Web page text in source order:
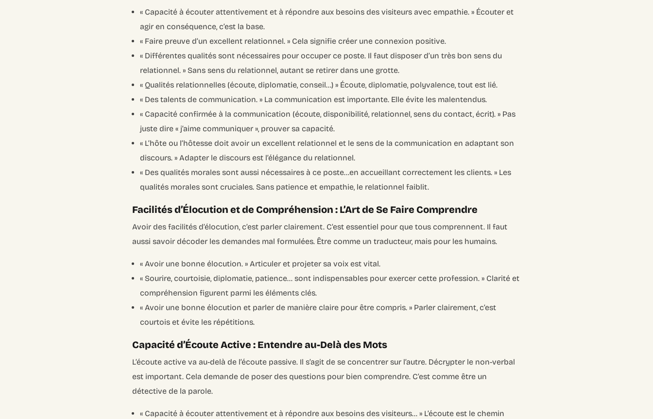
« Capacité à écouter attentivement et à répondre aux besoins des visiteurs avec empathie. » Écouter et
agir en conséquence, c’est la base.
« Faire preuve d’un excellent relationnel. » Cela signifie créer une connexion positive.
« Différentes qualités sont nécessaires pour occuper ce poste. Il faut disposer d’un très bon sens du
relationnel. » Sans sens du relationnel, autant se retirer dans une grotte.
« Qualités relationnelles (écoute, diplomatie, conseil…) » Écoute, diplomatie, polyvalence, tout est lié.
« Des talents de communication. » La communication est importante. Elle évite les malentendus.
« Capacité confirmée à la communication (écoute, disponibilité, relationnel, sens du contact, écrit). » Pas
juste dire « j’aime communiquer », prouver sa capacité.
« L’hôte ou l’hôtesse doit avoir un excellent relationnel et le sens de la communication en adaptant son
discours. » Adapter le discours est l’élégance du relationnel.
« Des qualités morales sont aussi nécessaires à ce poste…en accueillant correctement les clients. » Les
qualités morales sont cruciales. Sans patience et empathie, le relationnel faiblit.
Facilités d’Élocution et de Compréhension : L’Art de Se Faire Comprendre
Avoir des facilités d’élocution, c’est parler clairement. C’est essentiel pour que tous comprennent. Il faut
aussi savoir décoder les demandes mal formulées. Être comme un traducteur, mais pour les humains.
« Avoir une bonne élocution. » Articuler et projeter sa voix est vital.
« Sourire, courtoisie, diplomatie, patience… sont indispensables pour exercer cette profession. » Clarité et
compréhension figurent parmi les éléments clés.
« Avoir une bonne élocution et parler de manière claire pour être compris. » Parler clairement, c’est
courtois et évite les répétitions.
Capacité d’Écoute Active : Entendre au-Delà des Mots
L’écoute active va au-delà de l’écoute passive. Il s’agit de se concentrer sur l’autre. Décrypter le non-verbal
est important. Cela demande de poser des questions pour bien comprendre. C’est comme être un
détective de la parole.
« Capacité à écouter attentivement et à répondre aux besoins des visiteurs… » L’écoute est le chemin